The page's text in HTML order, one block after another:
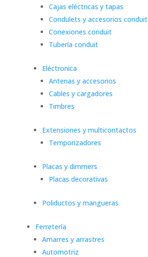
Cajas eléctricas y tapas
Condulets y accesorios conduit
Conexiones conduit
Tubería conduit
Eléctronica
Antenas y accesorios
Cables y cargadores
Timbres
Extensiones y multicontactos
Temporizadores
Placas y dimmers
Placas decorativas
Poliductos y mangueras
Ferretería
Amarres y arrastres
Automotriz